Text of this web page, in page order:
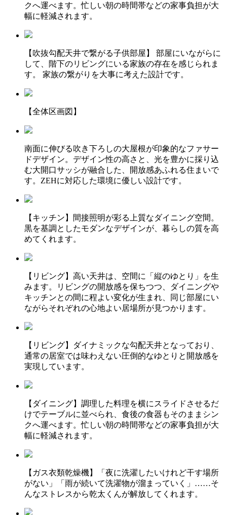
クへ運べます。忙しい朝の時間帯などの家事負担が大
幅に軽減されます。
【吹抜勾配天井で繋がる子供部屋】 部屋にいながらに
して、階下のリビングにいる家族の存在を感じられま
す。 家族の繋がりを大事に考えた設計です。
【全体区画図】
南面に伸びる吹き下ろしの大屋根が印象的なファサー
ドデザイン。デザイン性の高さと、光を豊かに採り込
む大開口サッシが融合した、開放感あふれる住まいで
す。ZEHに対応した環境に優しい設計です。
【キッチン】間接照明が彩る上質なダイニング空間。
黒を基調としたモダンなデザインが、暮らしの質を高
めてくれます。
【リビング】高い天井は、空間に「縦のゆとり」を生
みます。リビングの開放感を保ちつつ、ダイニングや
キッチンとの間に程よい変化が生まれ、同じ部屋にい
ながらそれぞれの心地よい居場所が見つかります。
【リビング】ダイナミックな勾配天井となっており、
通常の居室では味わえない圧倒的なゆとりと開放感を
実現しています。
【ダイニング】調理した料理を横にスライドさせるだ
けでテーブルに並べられ、食後の食器もそのままシン
クへ運べます。忙しい朝の時間帯などの家事負担が大
幅に軽減されます。
【ガス衣類乾燥機】「夜に洗濯したいけれど干す場所
がない」「雨が続いて洗濯物が溜まっていく」……そ
んなストレスから乾太くんが解放してくれます。